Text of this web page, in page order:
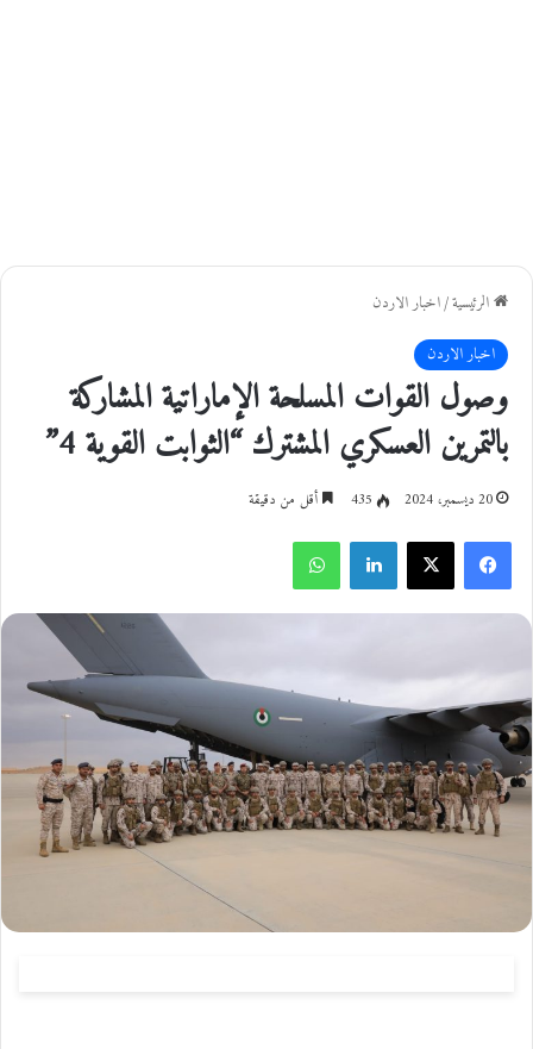
الرئيسية/اخبار الاردن
اخبار الاردن
وصول القوات المسلحة الإماراتية المشاركة
بالتمرين العسكري المشترك “الثوابت القوية 4”
20 ديسمبر، 2024 435 أقل من دقيقة
فيسبوك